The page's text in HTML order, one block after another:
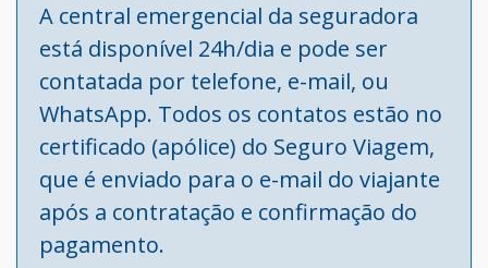
A central emergencial da seguradora
está disponível 24h/dia e pode ser
contatada por telefone, e-mail, ou
WhatsApp. Todos os contatos estão no
certificado (apólice) do Seguro Viagem,
que é enviado para o e-mail do viajante
após a contratação e confirmação do
pagamento.